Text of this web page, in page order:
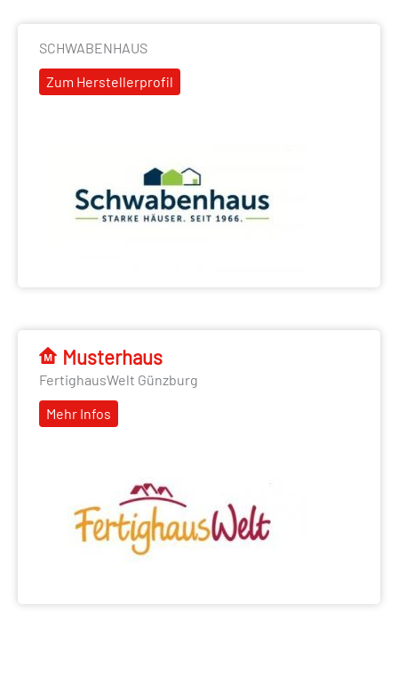
SCHWABENHAUS
Zum Herstellerprofil
Musterhaus
FertighausWelt Günzburg
Mehr Infos